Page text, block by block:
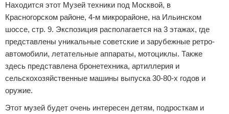
Находится этот Музей техники под Москвой, в
Красногорском районе, 4-м микрорайоне, на Ильинском
шоссе, стр. 9. Экспозиция располагается на 3 этажах, где
представлены уникальные советские и зарубежные ретро-
автомобили, летательные аппараты, мотоциклы. Также
здесь представлена бронетехника, артиллерия и
сельскохозяйственные машины выпуска 30-80-х годов и
оружие.
Этот музей будет очень интересен детям, подросткам и